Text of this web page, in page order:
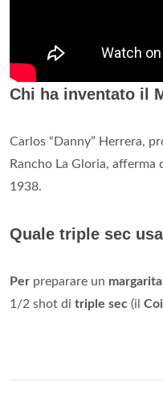
Chi ha inventato il
Carlos “Danny” Herrera,
Rancho La Gloria, afferma
1938.
Quale triple sec
Per preparare un margarita
1/2 shot di triple sec (il